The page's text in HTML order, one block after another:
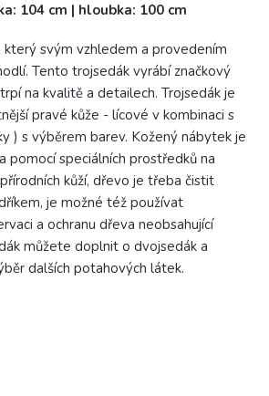
104 cm | hloubka: 100 cm
který svým vzhledem a provedením
Tento trojsedák vyrábí značkový
na kvalitě a detailech. Trojsedák je
pravé kůže - lícové v kombinaci s
) s výběrem barev. Kožený nábytek je
pomocí speciálních prostředků na
kůží, dřevo je třeba čistit
je možné též používat
a ochranu dřeva neobsahující
můžete doplnit o dvojsedák a
dalších potahových látek.